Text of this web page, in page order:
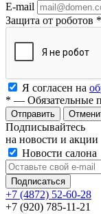
E-mail
Защита от роботов *
Я согласен на
* — Обязательные
Подписывайтесь
на новости и акции
Новости салона
+7 (4872) 52-60-28
+7 (920) 785-11-21